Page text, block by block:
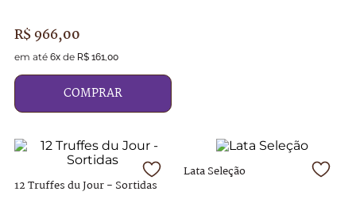
R$966,00
em até 6xde R$ 161,00
COMPRAR
12 Truffes du Jour - Sortidas
Lata Seleção